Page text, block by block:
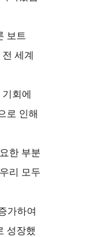
보트
세계
회에
로 인해
한 부분
리 모두
가하여
성장했